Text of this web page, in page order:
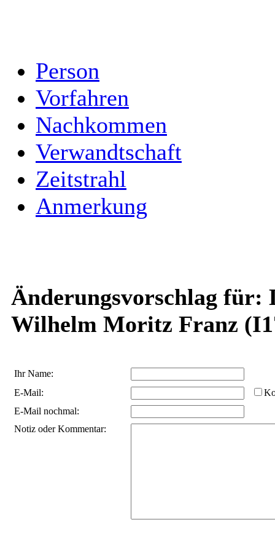
Person
Vorfahren
Nachkommen
Verwandtschaft
Zeitstrahl
Anmerkung
Änderungsvorschlag für:
Wilhelm Moritz Franz
Ihr Name:
E-Mail:
E-Mail nochmal:
Notiz oder Kommentar: